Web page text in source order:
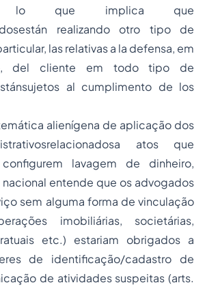
lo que implica que
realizando otro tipo de
las relativas a la defensa, em
del cliente em todo tipo de
al cumplimento de los
alienígena de aplicação dos
atos que
lavagem de dinheiro,
entende que os advogados
sem alguma forma de vinculação
imobiliárias, societárias,
etc.) estariam obrigados a
de identificação/cadastro de
de atividades suspeitas (arts.